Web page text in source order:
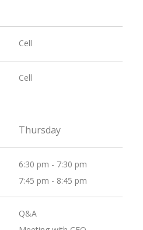
Cell
Cell
Thursday
6:30 pm - 7:30 pm
7:45 pm - 8:45 pm
Q&A